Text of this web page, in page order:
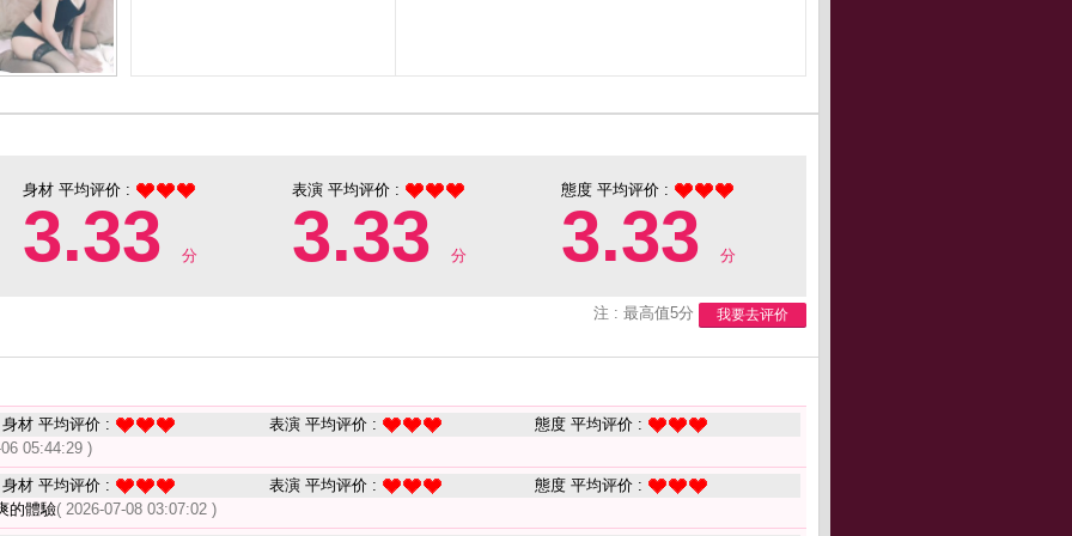
身材 平均评价 :
3.33 分
表演 平均评价 :
3.33 分
態度 平均评价 :
3.33 分
注 : 最高值5分 我要去评价
身材 平均评价 : 表演 平均评价 :
態度 平均评价 :
05:44:29 )
身材 平均评价 : 表演 平均评价 :
態度 平均评价 :
的體驗( 2026-07-08 03:07:02 )